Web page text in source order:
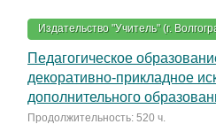
Издательство "Учитель" (г.
Педагогическое
декоративно-прикладное
дополнительного
Продолжительность: 520 ч.